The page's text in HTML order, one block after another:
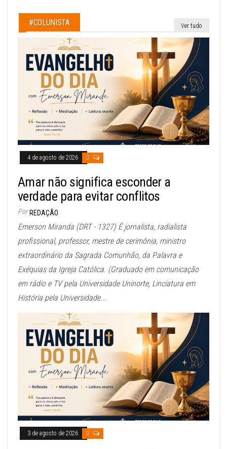
#COLUNISTA Ver tudo
4 de agosto de 2026 0
Amar não significa esconder a
verdade para evitar conflitos
Por REDAÇÃO
Emerson Miranda (DRT - 1327) É jornalista, radialista
profissional, professor, mestre de cerimônia, ministro
extraordinário da Sagrada Comunhão, da Palavra e
Exéquias da Igreja Católica. (Graduado em comunicação
em rádio e TV pela Universidade Uninorte, Linciatura em
História pela Universidade...
3 de agosto de 2026 0